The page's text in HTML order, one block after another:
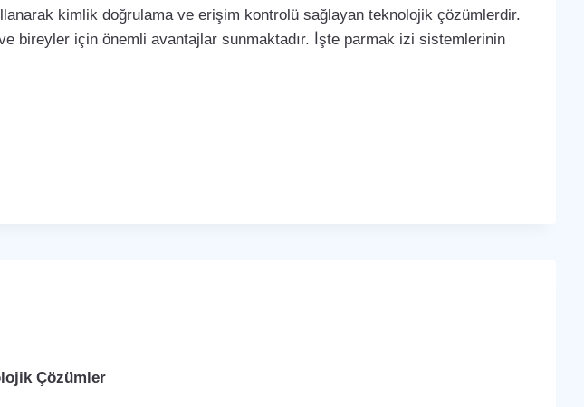
kimlik doğrulama ve erişim kontrolü sağlayan teknolojik çözümlerdir.
bireyler için önemli avantajlar sunmaktadır. İşte parmak izi sistemlerinin
Çözümler